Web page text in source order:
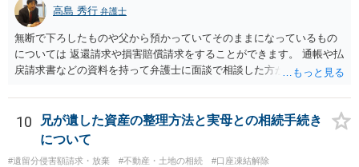
望。もちろん私もそうできればと思います。 ・・・婚姻前の契約 あ
るいは 遺言書などで その意思を実現する方法はあります。 弁護
士に相談してみてください。
高島 秀行 弁護士
無断で下ろしたものや父から預かっていてそのままになっているもの
については 返還請求や損害賠償請求をすることができます。 通帳や払
戻請求書などの資料を持って弁護士に面談で相談した方がよいと思い
10
兄が遺した資産の整理方法と実母との相続手続き
について
#遺留分侵害額請求・放棄 #不動産・土地の相続
#口座凍結解除